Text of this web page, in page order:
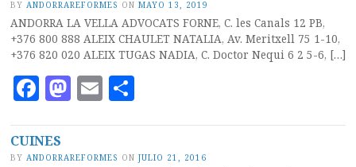
BY ANDORRAREFORMES ON MAYO 13, 2019
ANDORRA LA VELLA ADVOCATS FORNE, C. les Canals 12 PB,
+376 800 888 ALEIX CHAULET NATALIA, Av. Meritxell 75 1-10,
+376 820 020 ALEIX TUGAS NADIA, C. Doctor Nequi 6 2 5-6, […]
Facebook
Mastodon
Email
CUINES
BY ANDORRAREFORMES ON JULIO 21, 2016